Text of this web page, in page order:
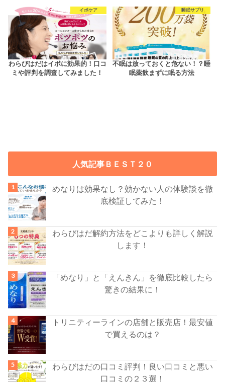
イボケア
わらびはだはイボに効果的！口コ
ミや評判を調査してみました！
睡眠サプリ
不眠は放っておくと危ない！？睡
眠薬飲まずに眠る方法
人気記事ＢＥＳＴ２０
めなりは効果なし？効かない人の体験談を徹
底検証してみた！
わらびはだ解約方法をどこよりも詳しく解説
します！
「めなり」と「えんきん」を徹底比較したら
驚きの結果に！
トリニティーラインの店舗と販売店！最安値
で買えるのは？
わらびはだの口コミ評判！良い口コミと悪い
口コミの２３選！